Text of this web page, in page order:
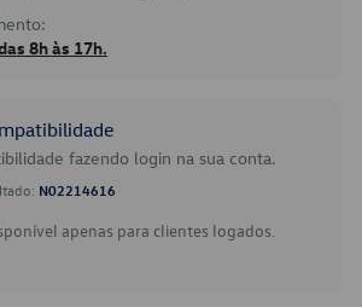
8h às 17h.
fazendo login na sua conta.
N02214616
apenas para clientes logados.